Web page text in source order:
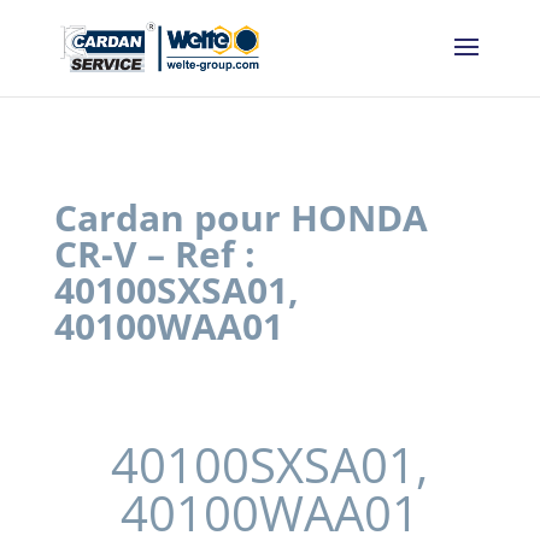
Cardan pour HONDA
CR-V – Ref :
40100SXSA01,
40100WAA01
40100SXSA01,
40100WAA01